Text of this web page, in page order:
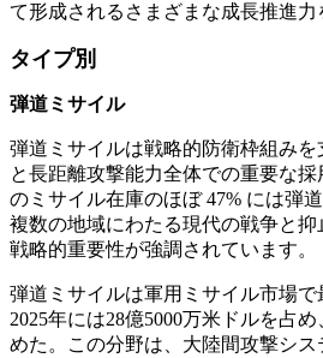
て形成されるさまざまな成長推進力
タイプ別
弾道ミサイル
弾道ミサイルは戦略的防衛枠組み
と長距離攻撃能力全体での重要な
のミサイル在庫のほぼ 47% には弾
複数の地域にわたる現代の戦争と
戦略的重要性が強調されています。
弾道ミサイルは軍用ミサイル市場で
2025年には28億5000万米ドルを占
めた。この分野は、大陸間攻撃シ